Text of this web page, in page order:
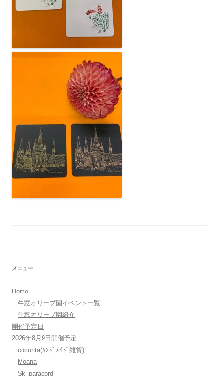
メニュー
Home
牛窓オリーブ園イベント一覧
牛窓オリーブ園紹介
開催予定日
2026年8月9日開催予定
cocorita(ﾊﾝﾄﾞﾒｲﾄﾞ雑貨)
Moana
Sk_paracord